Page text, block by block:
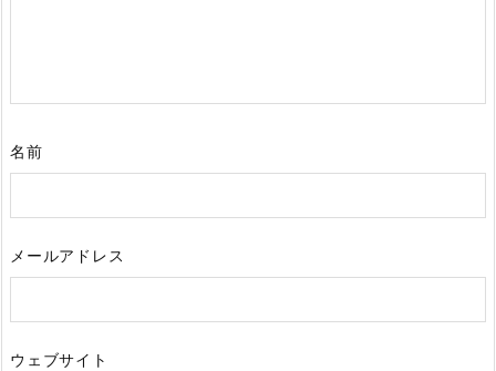
名前
メールアドレス
ウェブサイト